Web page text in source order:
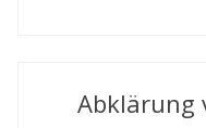
Abklärung